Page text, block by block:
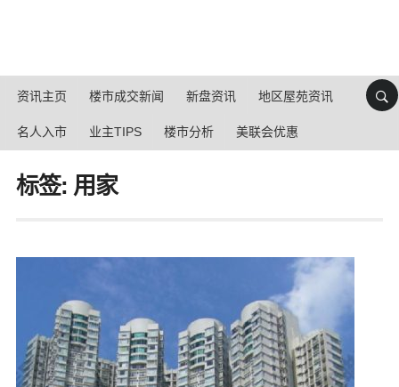
资讯主页 楼市成交新闻 新盘资讯 地区屋苑资讯
名人入市 业主TIPS 楼市分析 美联会优惠
标签: 用家